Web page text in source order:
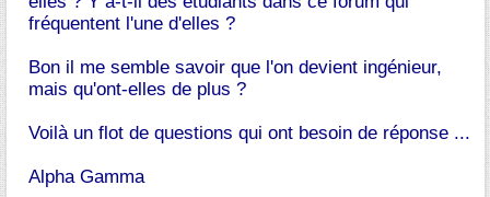
fréquentent l'une d'elles ?
Bon il me semble savoir que l'on devient ingénieur,
mais qu'ont-elles de plus ?
Voilà un flot de questions qui ont besoin de réponse ...
Alpha Gamma